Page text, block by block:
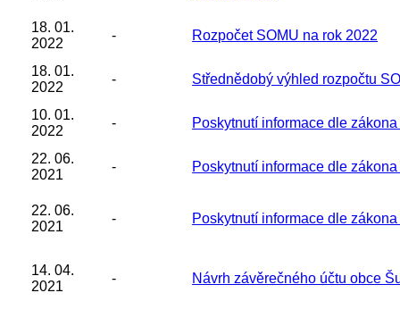
18. 01.
2022
- Rozpočet SOMU na rok 2022
18. 01.
2022
- Střednědobý výhled rozpočtu
10. 01.
2022
- Poskytnutí informace dle
22. 06.
2021
- Poskytnutí informace dle
22. 06.
2021
- Poskytnutí informace dle
14. 04.
2021
- Návrh závěrečného účtu obce